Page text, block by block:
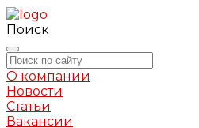
Поиск
О компании
Новости
Статьи
Вакансии